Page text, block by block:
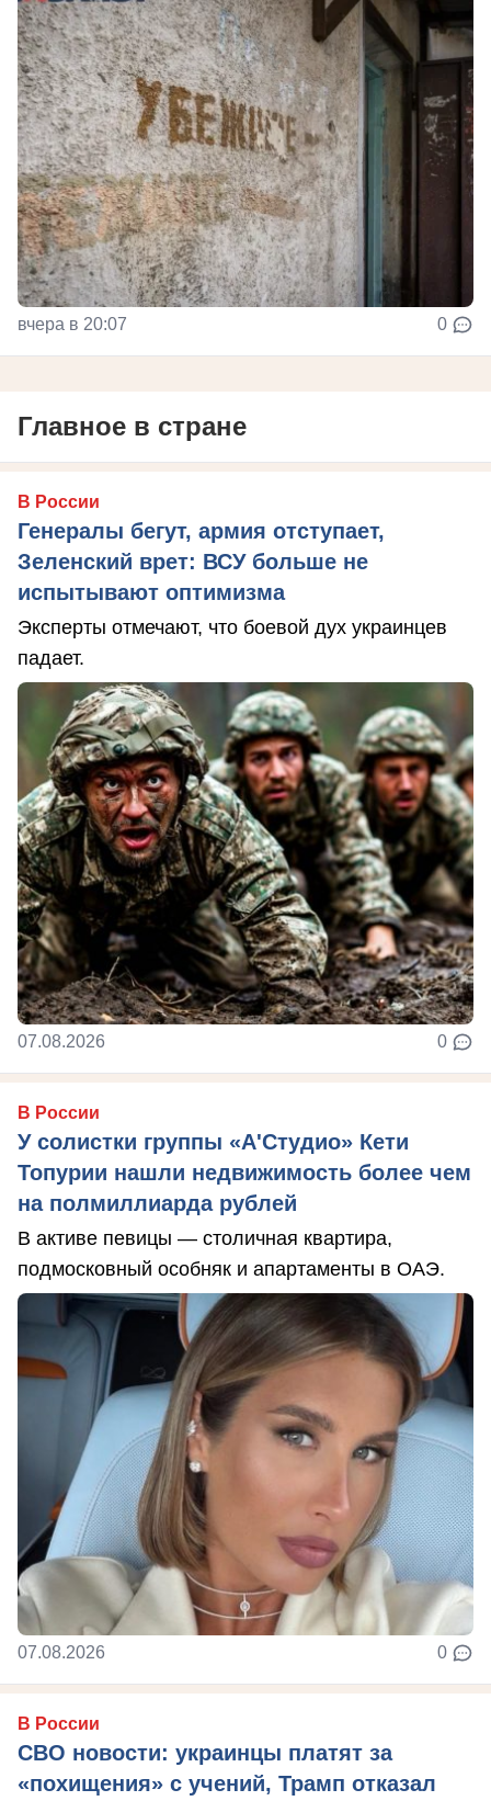
вчера в 20:07 0
Главное в стране
В России
Генералы бегут, армия отступает,
Зеленский врет: ВСУ больше не
испытывают оптимизма
Эксперты отмечают, что боевой дух украинцев
падает.
07.08.2026 0
В России
У солистки группы «А'Студио» Кети
Топурии нашли недвижимость более чем
на полмиллиарда рублей
В активе певицы — столичная квартира,
подмосковный особняк и апартаменты в ОАЭ.
07.08.2026 0
В России
СВО новости: украинцы платят за
«похищения» с учений, Трамп отказал